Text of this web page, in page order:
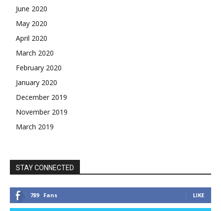
June 2020
May 2020
April 2020
March 2020
February 2020
January 2020
December 2019
November 2019
March 2019
STAY CONNECTED
789 Fans LIKE